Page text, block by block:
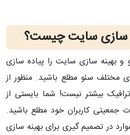
سازی سایت چیست؟
و بهینه سازی سایت را پیاده سازی
مختلف سئو مطلع باشید. منظور از
بیشتر نیست! شما بایستی از
جمعیتی کاربران خود مطلع باشید.
در تصمیم گیری برای بهینه سازی